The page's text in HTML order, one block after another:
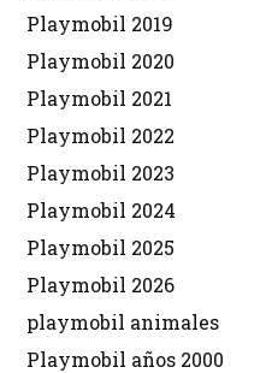
Playmobil 2019
Playmobil 2020
Playmobil 2021
Playmobil 2022
Playmobil 2023
Playmobil 2024
Playmobil 2025
Playmobil 2026
playmobil animales
Playmobil años 2000